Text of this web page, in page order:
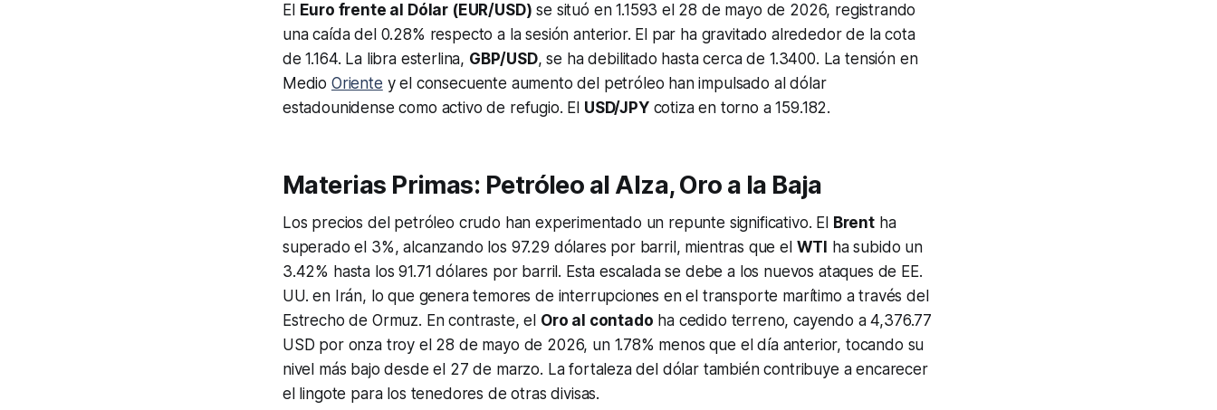
El Euro frente al Dólar (EUR/USD) se situó en 1.1593 el 28 de mayo de 2026, registrando
una caída del 0.28% respecto a la sesión anterior. El par ha gravitado alrededor de la cota
de 1.164. La libra esterlina, GBP/USD, se ha debilitado hasta cerca de 1.3400. La tensión en
Medio Oriente y el consecuente aumento del petróleo han impulsado al dólar
estadounidense como activo de refugio. El USD/JPYcotiza en torno a 159.182.
Materias Primas: Petróleo al Alza, Oro a la Baja
Los precios del petróleo crudo han experimentado un repunte significativo. El Brentha
superado el 3%, alcanzando los 97.29 dólares por barril, mientras que el WTI
ha subido un
3.42% hasta los 91.71 dólares por barril. Esta escalada se debe a los nuevos ataques de EE.
UU. en Irán, lo que genera temores de interrupciones en el transporte marítimo a través del
Estrecho de Ormuz. En contraste, el Oro al contado ha cedido terreno, cayendo a 4,376.77
USD por onza troy el 28 de mayo de 2026, un 1.78% menos que el día anterior, tocando su
nivel más bajo desde el 27 de marzo. La fortaleza del dólar también contribuye a encarecer
el lingote para los tenedores de otras divisas.